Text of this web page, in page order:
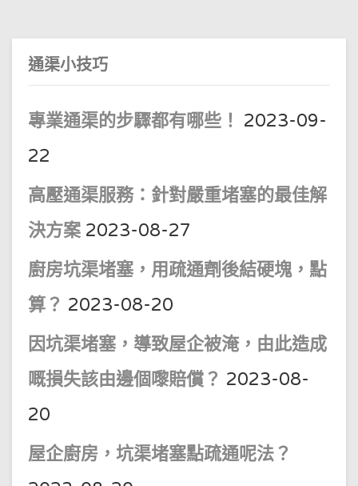
渠
通渠小技巧
專業通渠的步驟都有哪些！ 2023-09-
22
高壓通渠服務：針對嚴重堵塞的最佳解
決方案 2023-08-27
廚房坑渠堵塞，用疏通劑後結硬塊，點
算？ 2023-08-20
因坑渠堵塞，導致屋企被淹，由此造成
嘅損失該由邊個嚟賠償？ 2023-08-
20
屋企廚房，坑渠堵塞點疏通呢法？